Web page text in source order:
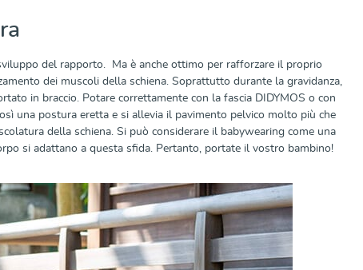
del rapporto. Ma è anche ottimo per rafforzare il proprio
dei muscoli della schiena. Soprattutto durante la gravidanza,
in braccio. Potare correttamente con la fascia DIDYMOS o con
una postura eretta e si allevia il pavimento pelvico molto più che
della schiena. Si può considerare il babywearing come una
si adattano a questa sfida. Pertanto, portate il vostro bambino!